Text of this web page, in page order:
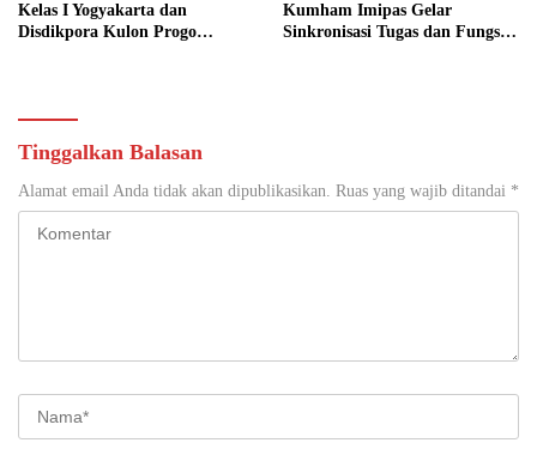
Kelas I Yogyakarta dan
Disdikpora Kulon Progo
Kumham Imipas Gelar
Sinkronisasi Tugas dan Fungsi
Tinggalkan Balasan
Alamat email Anda tidak akan dipublikasikan. Ruas yang wajib ditandai *